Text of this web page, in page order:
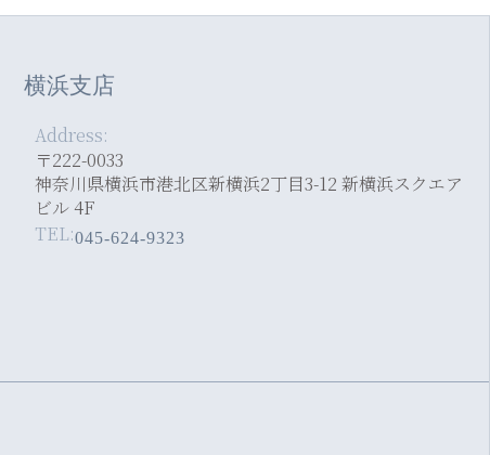
横浜支店
Address:
〒222-0033
神奈川県横浜市港北区新横浜2丁目3-12 新横浜スクエア
ビル 4F
TEL:045-624-9323